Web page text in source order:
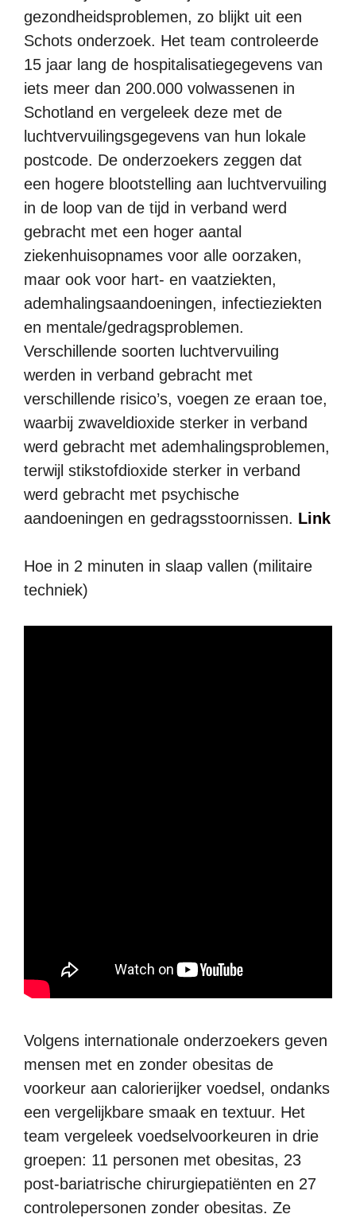
gezondheidsproblemen, zo blijkt uit een
Schots onderzoek. Het team controleerde
15 jaar lang de hospitalisatiegegevens van
iets meer dan 200.000 volwassenen in
Schotland en vergeleek deze met de
luchtvervuilingsgegevens van hun lokale
postcode. De onderzoekers zeggen dat
een hogere blootstelling aan luchtvervuiling
in de loop van de tijd in verband werd
gebracht met een hoger aantal
ziekenhuisopnames voor alle oorzaken,
maar ook voor hart- en vaatziekten,
ademhalingsaandoeningen, infectieziekten
en mentale/gedragsproblemen.
Verschillende soorten luchtvervuiling
werden in verband gebracht met
verschillende risico’s, voegen ze eraan toe,
waarbij zwaveldioxide sterker in verband
werd gebracht met ademhalingsproblemen,
terwijl stikstofdioxide sterker in verband
werd gebracht met psychische
aandoeningen en gedragsstoornissen. Link
Hoe in 2 minuten in slaap vallen (militaire
techniek)
Volgens internationale onderzoekers geven
mensen met en zonder obesitas de
voorkeur aan calorierijker voedsel, ondanks
een vergelijkbare smaak en textuur. Het
team vergeleek voedselvoorkeuren in drie
groepen: 11 personen met obesitas, 23
post-bariatrische chirurgiepatiënten en 27
controlepersonen zonder obesitas. Ze